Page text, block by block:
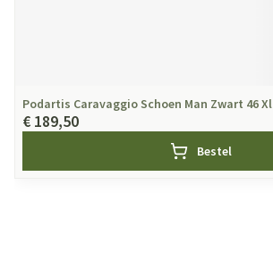
Podartis Caravaggio Schoen Man Zwart 46 Xl
€ 189,50
Bestel